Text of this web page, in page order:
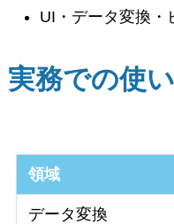
UI・データ変換・
実務での使
領域
データ変換